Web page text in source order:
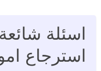
اسئلة
استرجاع